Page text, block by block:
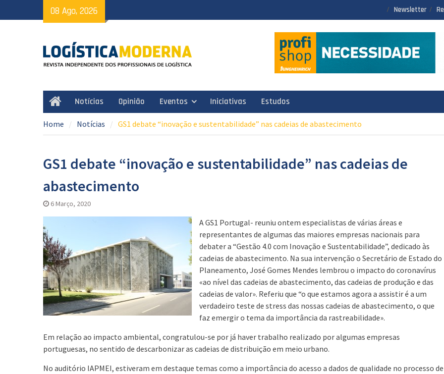
to
08 Ago, 2026 Newsletter
HomeNotícias Opinião Eventos Iniciativas Estudos
Home Notícias GS1 debate “inovação e sustentabilidade” nas cadeias de abastecimento
GS1 debate “inovação e sustentabilidade” nas cadeias de
abastecimento
6 Março, 2020
A GS1 Portugal- reuniu ontem especialistas de várias áreas e
representantes de algumas das maiores empresas nacionais para
debater a “Gestão 4.0 com Inovação e Sustentabilidade”, dedicado às
cadeias de abastecimento. Na sua intervenção o Secretário de Estado do
Planeamento, José Gomes Mendes lembrou o impacto do coronavírus
«ao nível das cadeias de abastecimento, das cadeias de produção e das
cadeias de valor». Referiu que “o que estamos agora a assistir é a um
verdadeiro teste de stress das nossas cadeias de abastecimento, o que
faz emergir o tema da importância da rastreabilidade».
Em relação ao impacto ambiental, congratulou-se por já haver trabalho realizado por algumas empresas
portuguesas, no sentido de descarbonizar as cadeias de distribuição em meio urbano.
No auditório IAPMEI, estiveram em destaque temas como a importância do acesso a dados de qualidade no processo de